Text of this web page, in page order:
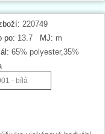
220749
po: 13.7 MJ: m
65% polyester,35%
- bílá